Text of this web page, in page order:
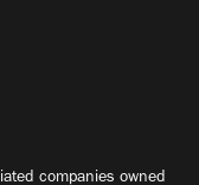
companies owned